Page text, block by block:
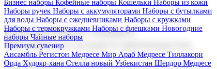
Бизнес наборы Кофейные наборы Кошельки Наборы из кожи
Наборы ручек Наборы с аккумуляторами Наборы с бутылками
для воды Наборы с ежедневниками Наборы с кружками
Наборы с термокружками Наборы с флешками Новогодние
наборы Чайные наборы
Премиум сувенир
Ансамбль Регистон Медресе Мир Араб Медресе Тиллакори
Орда Худояр-хана Стелла новый Узбекистан Шердор Медресе
Корпоративные подарки
Поставка со склада и производство
Мы предлагаем широкий выбор корпоративных подарков и